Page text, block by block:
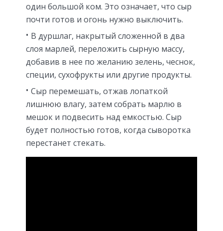
один большой ком. Это означает, что сыр
почти готов и огонь нужно выключить.
В дуршлаг, накрытый сложенной в два
слоя марлей, переложить сырную массу,
добавив в нее по желанию зелень, чеснок,
специи, сухофрукты или другие продукты.
Сыр перемешать, отжав лопаткой
лишнюю влагу, затем собрать марлю в
мешок и подвесить над емкостью. Сыр
будет полностью готов, когда сыворотка
перестанет стекать.